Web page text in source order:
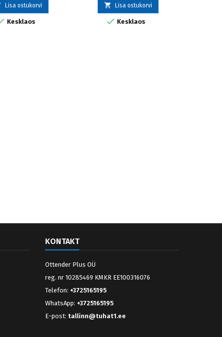
Lisa ostukorvi
Kesklaos
 Lisa ostukorvi
 Kesklaos
KONTAKT
Ottender Plus OÜ
reg. nr 10285469 KMKR EE100316076
Telefon: +3725165195
WhatsApp: +3725165195
E-post: tallinn@tuhat1.ee